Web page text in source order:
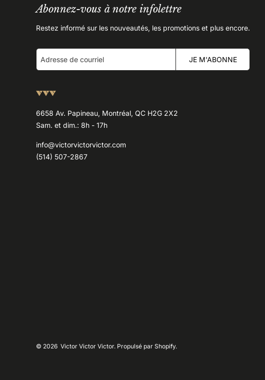
Abonnez-vous à notre infolettre
Restez informé sur les nouveautés, les promotions et plus encore.
JE M'ABONNE
6658 Av. Papineau, Montréal, QC H2G 2X2
Sam. et dim.: 8h - 17h
info@victorvictorvictor.com
(514) 507-2867
© 2026 Victor Victor Victor. Propulsé par Shopify.